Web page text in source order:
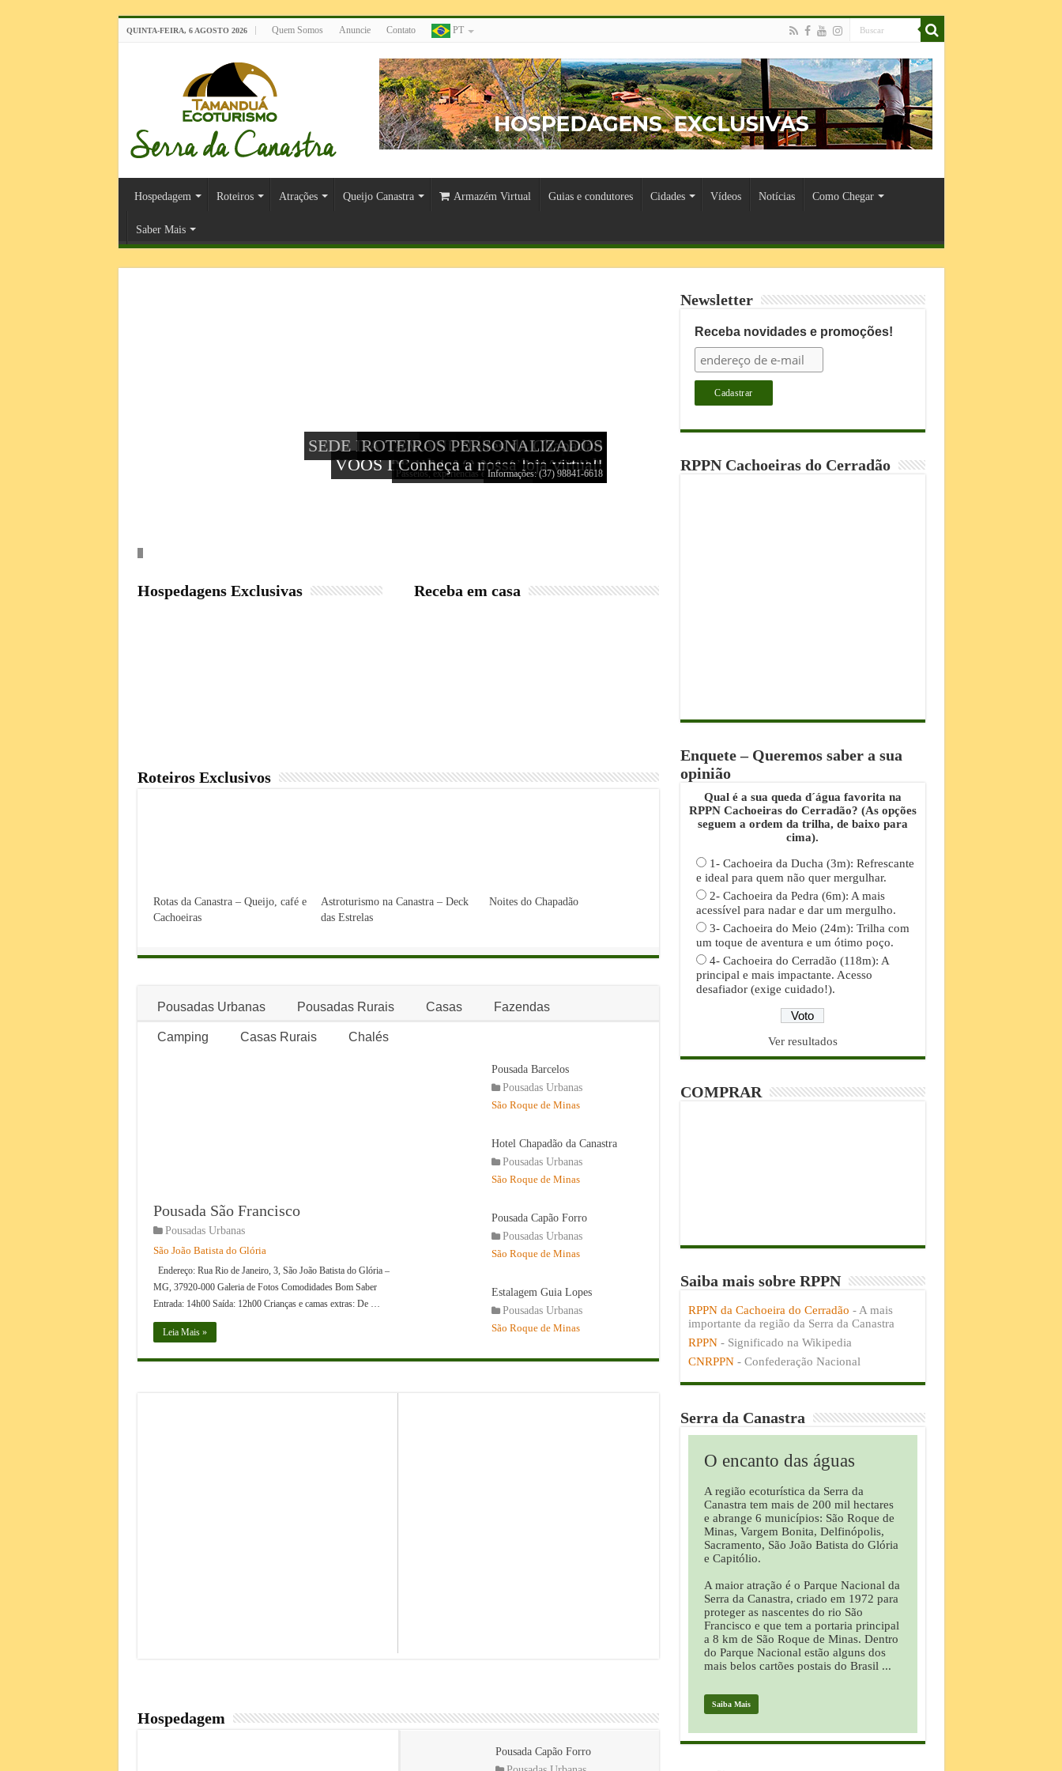
QUINTA-FEIRA, 6 AGOSTO 2026 Quem Somos Anuncie Contato PT
Hospedagem Roteiros Atrações Queijo Canastra Armazém Virtual Guias e condutores Cidades Vídeos Notícias Como Chegar
Saber Mais
Astroturismo na Canastra
Deck das Estrelas
Queijo, café e Cachoeiras
Comprar
VOOS DE BALÃO NA CANASTRA
SEDE DA TAMANDUÁ ECOTURISMO
Passeios, experiências e hospedagem: (37) 98841-6618
Noites do Chapadão
Saiba mais
Conheça a nossa loja virtual!
ROTEIROS PERSONALIZADOS
Informações: (37) 98841-6618
Hospedagens Exclusivas Receba em casa
Roteiros Exclusivos
Rotas da Canastra – Queijo, café e
Cachoeiras
Astroturismo na Canastra – Deck
das Estrelas
Noites do Chapadão
Pousadas Urbanas Pousadas Rurais Casas Fazendas
Camping Casas Rurais Chalés
Pousada São Francisco
Pousadas Urbanas
São João Batista do Glória
Endereço: Rua Rio de Janeiro, 3, São João Batista do Glória –
MG, 37920-000 Galeria de Fotos Comodidades Bom Saber
Entrada: 14h00 Saída: 12h00 Crianças e camas extras: De …
Leia Mais »
Pousada Barcelos
Pousadas Urbanas
São Roque de Minas
Hotel Chapadão da Canastra
Pousadas Urbanas
São Roque de Minas
Pousada Capão Forro
Pousadas Urbanas
São Roque de Minas
Estalagem Guia Lopes
Pousadas Urbanas
São Roque de Minas
Hospedagem
Pousada Capão Forro
Newsletter
Receba novidades e promoções!
RPPN Cachoeiras do Cerradão
Enquete – Queremos saber a sua
opinião
Qual é a sua queda d´água favorita na
RPPN Cachoeiras do Cerradão? (As opções
seguem a ordem da trilha, de baixo para
cima).
1- Cachoeira da Ducha (3m): Refrescante
e ideal para quem não quer mergulhar.
2- Cachoeira da Pedra (6m): A mais
acessível para nadar e dar um mergulho.
3- Cachoeira do Meio (24m): Trilha com
um toque de aventura e um ótimo poço.
4- Cachoeira do Cerradão (118m): A
principal e mais impactante. Acesso
desafiador (exige cuidado!).
Ver resultados
COMPRAR
Saiba mais sobre RPPN
RPPN da Cachoeira do Cerradão - A mais
importante da região da Serra da Canastra
RPPN- Significado na Wikipedia
CNRPPN- Confederação Nacional
Serra da Canastra
O encanto das águas
A região ecoturística da Serra da
Canastra tem mais de 200 mil hectares
e abrange 6 municípios: São Roque de
Minas, Vargem Bonita, Delfinópolis,
Sacramento, São João Batista do Glória
e Capitólio.
A maior atração é o Parque Nacional da
Serra da Canastra, criado em 1972 para
proteger as nascentes do rio São
Francisco e que tem a portaria principal
a 8 km de São Roque de Minas. Dentro
do Parque Nacional estão alguns dos
mais belos cartões postais do Brasil ...
Saiba Mais